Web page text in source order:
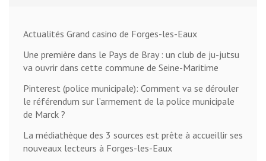
Actualités Grand casino de Forges-les-Eaux
Une première dans le Pays de Bray : un club de ju-jutsu
va ouvrir dans cette commune de Seine-Maritime
Pinterest (police municipale): Comment va se dérouler
le référendum sur l’armement de la police municipale
de Marck ?
La médiathèque des 3 sources est prête à accueillir ses
nouveaux lecteurs à Forges-les-Eaux